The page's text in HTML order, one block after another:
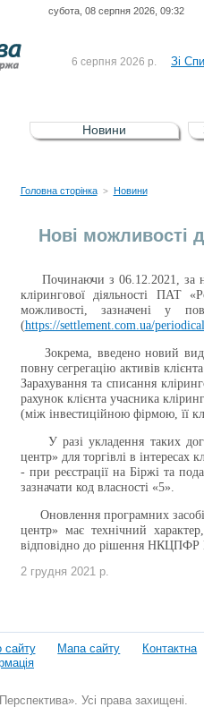
субота, 08 серпня 2026, 09:32
6 серпня 2026 р. Зі
5 серпня 2026 р.
Зі
UA4000232607)
4 серпня 2026 р.
Новини
Головна сторінка > Новини
Нові можливості
Починаючи з 06.12.2021, за
клірингової діяльності ПАТ
можливості, зазначені у
(https://settlement.com.ua/
Зокрема, введено новий вид
повну сегрегацію активів
Зарахування та списання
рахунок клієнта учасника
(між інвестиційною фірмою, її
У разі укладення таких
центр» для торгівлі в інтересах
- при реєстрації на Біржі та
зазначати код власності «5».
Оновлення програмних
центр» має технічний
відповідно до рішення НКЦПФР
2 грудня 2021 р.
сайту Мапа сайту
Контактна
Усі права захищені.